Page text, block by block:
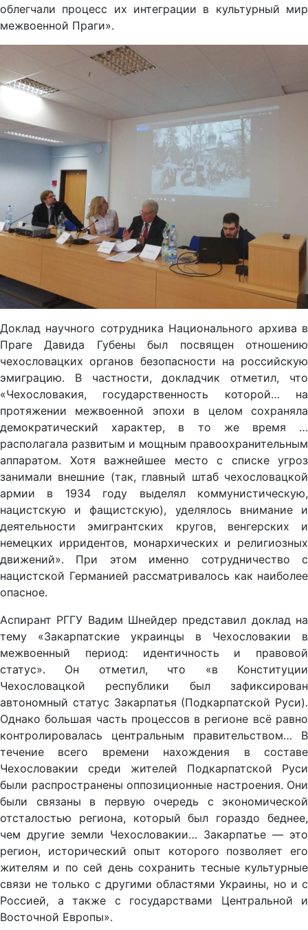
облегчали процесс их интеграции в культурный мир
межвоенной Праги».
Доклад научного сотрудника Национального архива в
Праге Давида Губены был посвящен отношению
чехословацких органов безопасности на российскую
эмиграцию. В частности, докладчик отметил, что
«Чехословакия, государственность которой… на
протяжении межвоенной эпохи в целом сохраняла
демократический характер, в то же время …
располагала развитым и мощным правоохранительным
аппаратом. Хотя важнейшее место с списке угроз
занимали внешние (так, главный штаб чехословацкой
армии в 1934 году выделял коммунистическую,
нацистскую и фащистскую), уделялось внимание и
деятельности эмигрантских кругов, венгерских и
немецких ирридентов, монархических и религиозных
движений». При этом именно сотрудничество с
нацистской Германией рассматривалось как наиболее
опасное.
Аспирант РГГУ Вадим Шнейдер представил доклад на
тему «Закарпатские украинцы в Чехословакии в
межвоенный период: идентичность и правовой
статус». Он отметил, что «в Конституции
Чехословацкой республики был зафиксирован
автономный статус Закарпатья (Подкарпатской Руси).
Однако большая часть процессов в регионе всё равно
контролировалась центральным правительством… В
течение всего времени нахождения в составе
Чехословакии среди жителей Подкарпатской Руси
были распространены оппозиционные настроения. Они
были связаны в первую очередь с экономической
отсталостью региона, который был гораздо беднее,
чем другие земли Чехословакии… Закарпатье — это
регион, исторический опыт которого позволяет его
жителям и по сей день сохранить тесные культурные
связи не только с другими областями Украины, но и с
Россией, а также с государствами Центральной и
Восточной Европы».